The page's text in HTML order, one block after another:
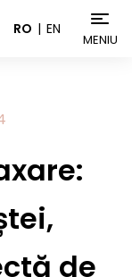
RO EN
MENIU
de